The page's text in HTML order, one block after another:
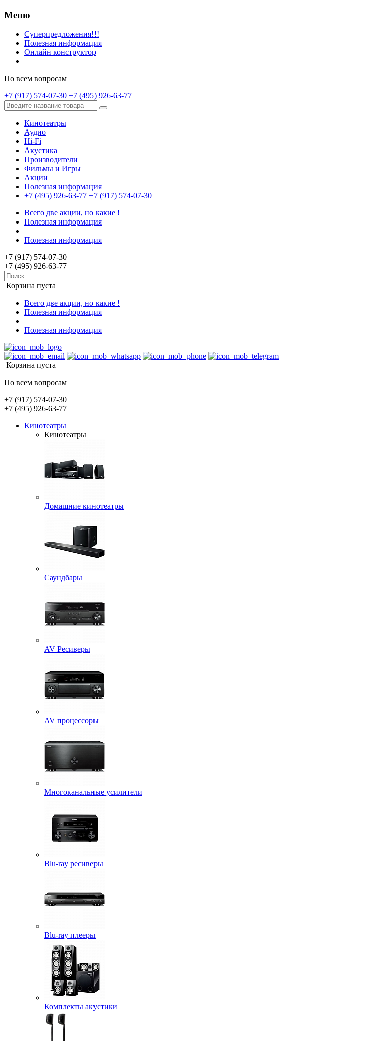
Меню
Суперпредложения!!!
Полезная информация
Онлайн конструктор
По всем вопросам
+7 (917) 574-07-30 +7 (495) 926-63-77
Кинотеатры
Аудио
Hi-Fi
Акустика
Производители
Фильмы и Игры
Акции
Полезная информация
+7 (495) 926-63-77 +7 (917) 574-07-30
Всего две акции, но какие !
Полезная информация
Полезная информация
+7 (917) 574-07-30
+7 (495) 926-63-77
Корзина пуста
Всего две акции, но какие !
Полезная информация
Полезная информация
Корзина пуста
По всем вопросам
+7 (917) 574-07-30
+7 (495) 926-63-77
Кинотеатры
Кинотеатры
Домашние кинотеатры
Саундбары
AV Ресиверы
AV процессоры
Многоканальные усилители
Blu-ray ресиверы
Blu-ray плееры
Комплекты акустики